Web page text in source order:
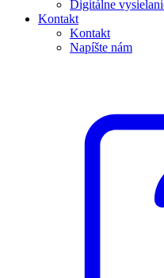
Digitálne
Kontakt
Kontakt
Napíšte nám